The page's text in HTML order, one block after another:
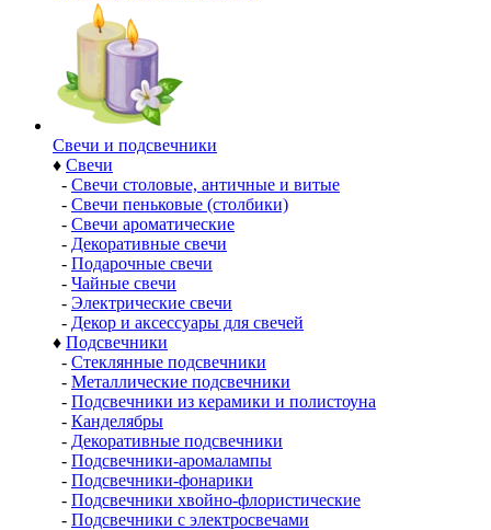
Свечи и подсвечники
♦ Свечи
- Свечи столовые, античные и витые
- Свечи пеньковые (столбики)
- Свечи ароматические
- Декоративные свечи
- Подарочные свечи
- Чайные свечи
- Электрические свечи
- Декор и аксессуары для свечей
♦ Подсвечники
- Стеклянные подсвечники
- Металлические подсвечники
- Подсвечники из керамики и полистоуна
- Канделябры
- Декоративные подсвечники
- Подсвечники-аромалампы
- Подсвечники-фонарики
- Подсвечники хвойно-флористические
- Подсвечники с электросвечами